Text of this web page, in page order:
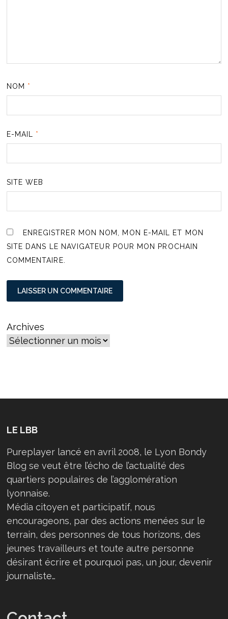
NOM *
E-MAIL *
SITE WEB
ENREGISTRER MON NOM, MON E-MAIL ET MON
SITE DANS LE NAVIGATEUR POUR MON PROCHAIN
COMMENTAIRE.
Archives
LE LBB
Pureplayer lancé en avril 2008, le Lyon Bondy
Blog se veut être l’écho de l’actualité des
quartiers populaires de l’agglomération
lyonnaise.
Média citoyen et participatif, nous
encourageons, par des actions menées sur le
terrain, des personnes de tous horizons, des
jeunes travailleurs et toute autre personne
désirant écrire et pourquoi pas, un jour, devenir
journaliste…